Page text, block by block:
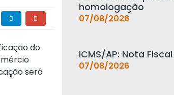
do
será
homologação
07/08/2026
ICMS/AP: Nota
07/08/2026